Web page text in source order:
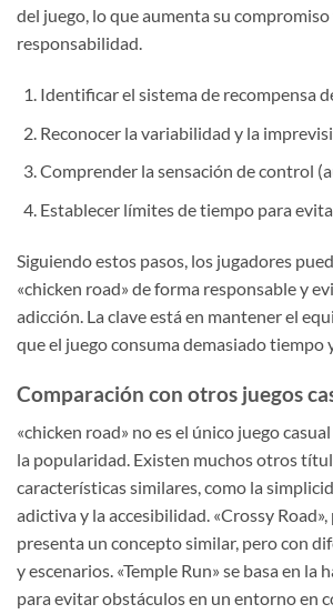
del juego, lo que aumenta su
responsabilidad.
Identificar el sistema de recompensa
Reconocer la variabilidad y la
Comprender la sensación de control
Establecer límites de tiempo para
Siguiendo estos pasos, los jugadores
«chicken road» de forma responsable y
adicción. La clave está en mantener el
que el juego consuma demasiado tiempo
Comparación con otros juegos
«chicken road» no es el único juego
la popularidad. Existen muchos otros
características similares, como la
adictiva y la accesibilidad. «Crossy
presenta un concepto similar, pero con
y escenarios. «Temple Run» se basa en la
para evitar obstáculos en un entorno en